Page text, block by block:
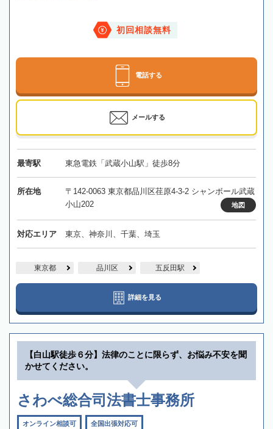
初回相談無料
電話する
メールする
最寄駅 東急電鉄「武蔵小山駅」徒歩8分
所在地
〒142-0063 東京都品川区荏原4-3-2 シャンボール武蔵
小山202
地図
対応エリア 東京、神奈川、千葉、埼玉
東京都 品川区 五反田駅
詳細を見る
【白山駅徒歩６分】法律のことに限らず、お悩み不安を聞
かせてください。
さわべ総合司法書士事務所
オンライン相談可 全国出張対応可